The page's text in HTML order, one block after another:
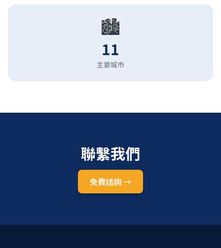
🏙️
11
主要城市
聯繫我們
免費諮詢→